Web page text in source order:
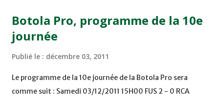
Botola Pro, programme de la 10e
journée
Publié le : décembre 03, 2011
Le programme de la 10e journée de la Botola Pro sera
comme suit : Samedi 03/12/2011 15H00 FUS 2 - 0 RCA